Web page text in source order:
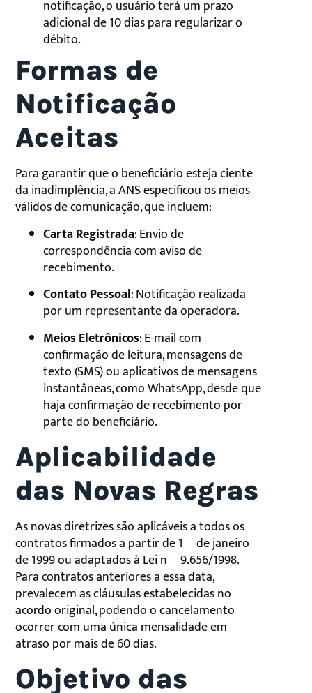
notificação, o usuário terá um prazo
adicional de 10 dias para regularizar o
débito.
Formas de
Notificação
Aceitas
Para garantir que o beneficiário esteja ciente
da inadimplência, a ANS especificou os meios
válidos de comunicação, que incluem:
Carta Registrada: Envio de
correspondência com aviso de
recebimento.
Contato Pessoal: Notificação realizada
por um representante da operadora.
Meios Eletrônicos: E-mail com
confirmação de leitura, mensagens de
texto (SMS) ou aplicativos de mensagens
instantâneas, como WhatsApp, desde que
haja confirmação de recebimento por
parte do beneficiário.
Aplicabilidade
das Novas Regras
As novas diretrizes são aplicáveis a todos os
contratos firmados a partir de 1º de janeiro
de 1999 ou adaptados à Lei nº 9.656/1998.
Para contratos anteriores a essa data,
prevalecem as cláusulas estabelecidas no
acordo original, podendo o cancelamento
ocorrer com uma única mensalidade em
atraso por mais de 60 dias.
Objetivo das